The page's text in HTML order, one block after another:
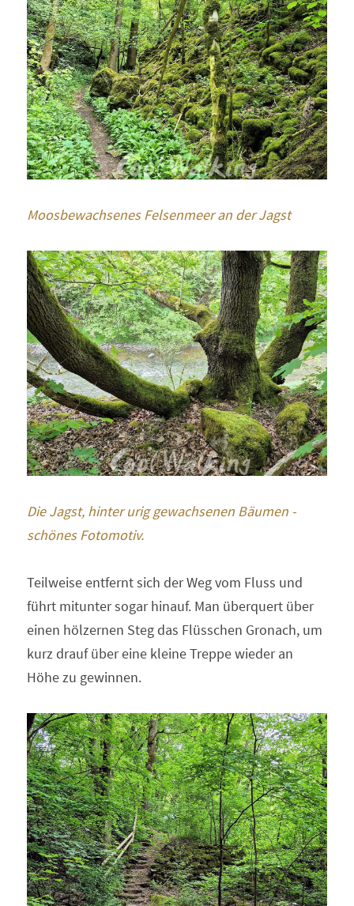
Moosbewachsenes Felsenmeer an der Jagst
Die Jagst, hinter urig gewachsenen Bäumen -
schönes Fotomotiv.
Teilweise entfernt sich der Weg vom Fluss und
führt mitunter sogar hinauf. Man überquert über
einen hölzernen Steg das Flüsschen Gronach, um
kurz drauf über eine kleine Treppe wieder an
Höhe zu gewinnen.